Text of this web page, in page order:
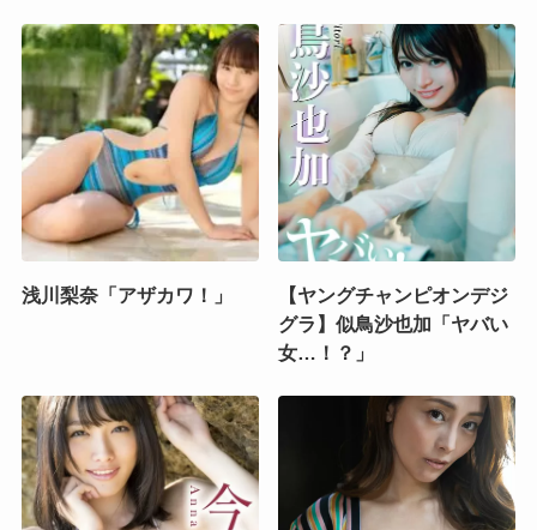
浅川梨奈「アザカワ！」
【ヤングチャンピオンデジ
グラ】似鳥沙也加「ヤバい
女…！？」